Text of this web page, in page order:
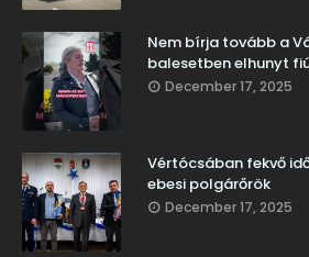
Nem bírja tovább a
balesetben elhunyt
December 17, 2025
Vértócsában fekvő
ebesi polgárőrök
December 17, 2025